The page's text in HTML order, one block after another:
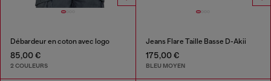
Débardeur en coton avec logo
85,00 €
2 COULEURS
Jeans Flare Taille Basse D-Akii
175,00 €
BLEU MOYEN